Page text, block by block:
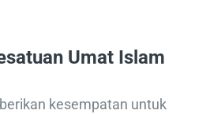
Umat Islam
kesempatan untuk